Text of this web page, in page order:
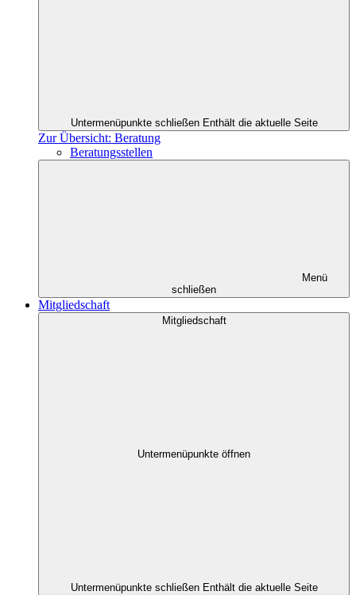
Untermenüpunkte schließen Enthält die aktuelle Seite
Zur Übersicht: Beratung
Beratungsstellen
Menü
schließen
Mitgliedschaft
Mitgliedschaft
Untermenüpunkte öffnen
Untermenüpunkte schließen Enthält die aktuelle Seite